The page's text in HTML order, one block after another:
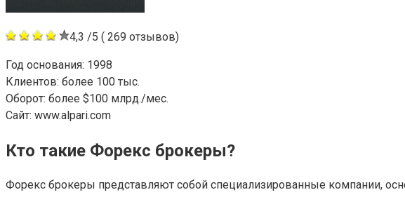
4,3 /5 ( 269 отзывов)
Год основания: 1998
Клиентов: более 100 тыс.
Оборот: более $100 млрд./мес.
Сайт: www.alpari.com
Кто такие Форекс брокеры?
Форекс брокеры представляют собой специализированные компании,